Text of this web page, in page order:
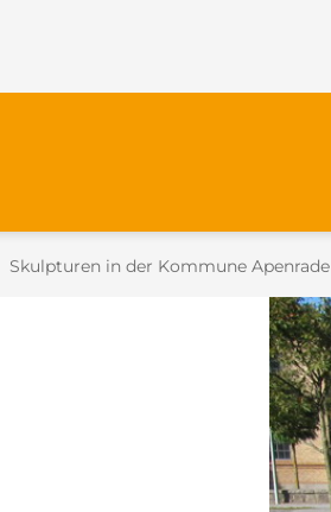
Tilbage til
Skulpturen in der Kommune Apenrade